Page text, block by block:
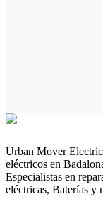
Urban Mover
eléctricos en
Especialistas en
eléctricas, Baterías y